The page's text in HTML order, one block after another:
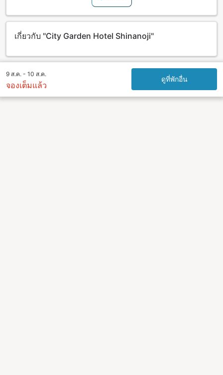
เกี่ยวกับ "City Garden Hotel Shinanoji"
9 ส.ค. - 10 ส.ค.
จองเต็มแล้ว
ดูที่พักอื่น